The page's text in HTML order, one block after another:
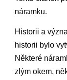
náramku.
Historii a
historii bylo
Některé
zlým okem,